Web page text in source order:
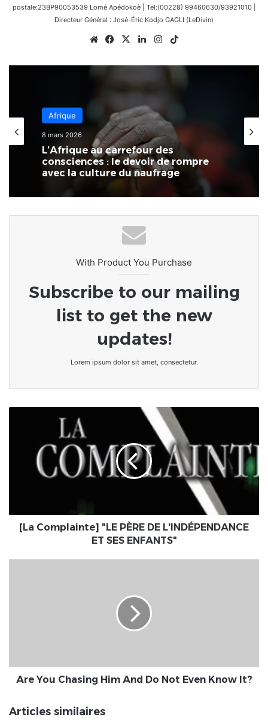
postale:23BP90053539 Lomé Apédokoè | Tel:(00228) 99460630/93921010 |
Directeur Général : José-Éric Kodjo GAGLI (LeDivin)
WebsiteFacebook
X LinkedinInstagram
Afrique
8 mars 2026
avec la culture du naufrage
Afrique
Côte d’Ivoire : Naya Jarvis Zamblé,
députée, propose de légaliser la
polygamie dans le pays
With Product You Purchase
Subscribe to our mailing
list to get the new
updates!
Lorem ipsum dolor sit amet, consectetur.
L'INDÉPENDANCE
[La Complainte] "LE PÈRE DE L'INDÉPENDANCE
ET SES ENFANTS"
Are You Chasing Him And Do Not Even Know It?
Articles similaires